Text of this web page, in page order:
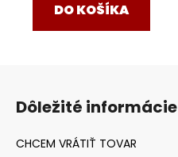
DO KOŠÍKA
Dôležité informácie